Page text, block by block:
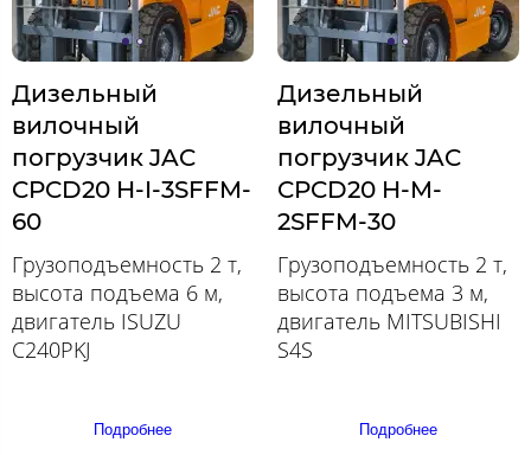
Дизельный
вилочный
погрузчик JAC
CPCD20 H-I-3SFFM-
60
Грузоподъемность 2 т,
высота подъема 6 м,
двигатель ISUZU
C240PKJ
Подробнее
Дизельный
вилочный
погрузчик JAC
CPCD20 H-M-
2SFFM-30
Грузоподъемность 2 т,
высота подъема 3 м,
двигатель MITSUBISHI
S4S
Подробнее